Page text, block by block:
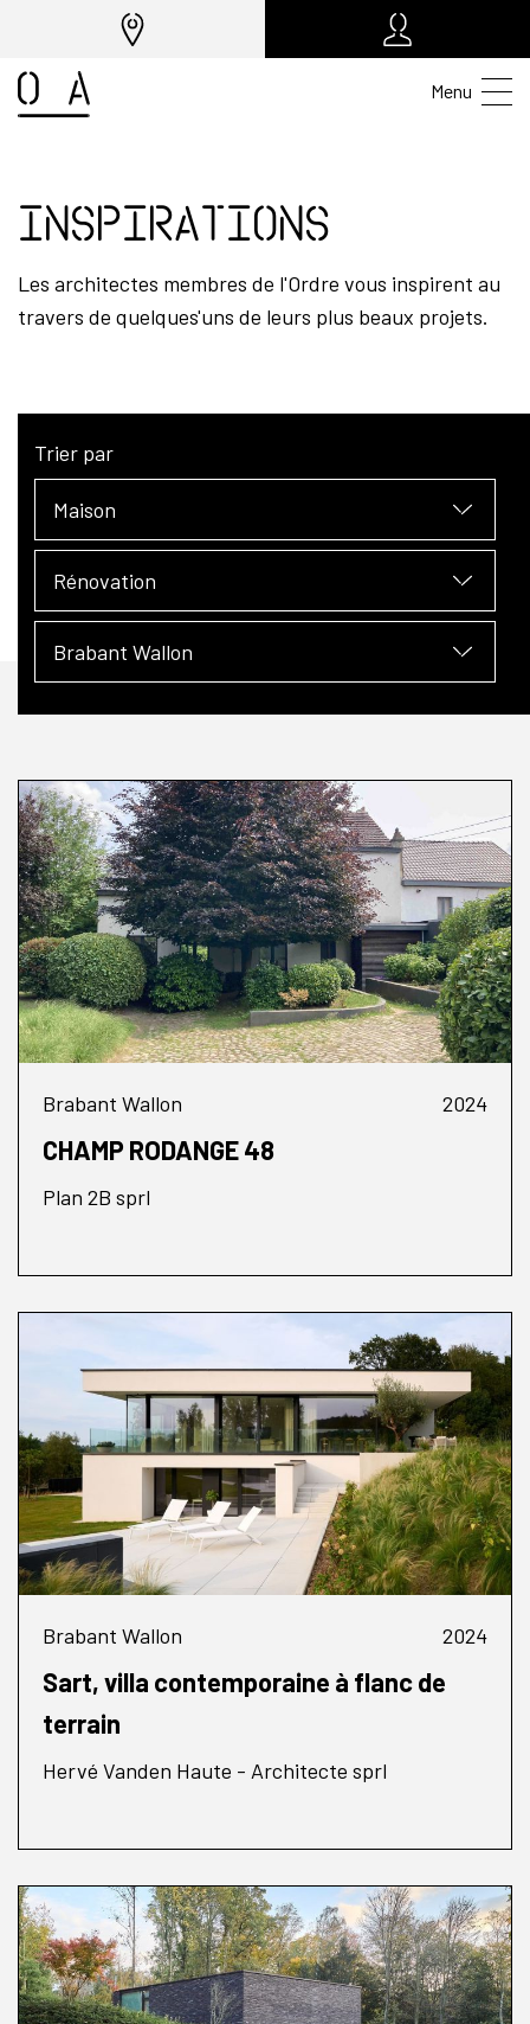
Menu
Inspirations
Les architectes membres de l'Ordre vous inspirent au
travers de quelques'uns de leurs plus beaux projets.
Trier par
Maison
Rénovation
Brabant Wallon
Brabant Wallon 2024
CHAMP RODANGE 48
Plan 2B sprl
Brabant Wallon 2024
Sart, villa contemporaine à flanc de
terrain
Hervé Vanden Haute - Architecte sprl